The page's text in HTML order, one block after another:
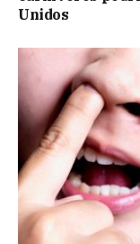
Unidos